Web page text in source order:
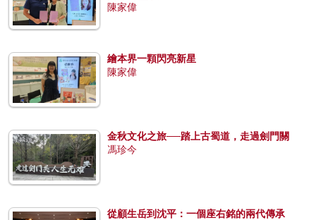
陳家偉
繪本界一顆閃亮新星
陳家偉
金秋文化之旅──踏上古蜀道，走過劍門關
馮珍今
從顧生岳到沈平：一個座右銘的兩代傳承